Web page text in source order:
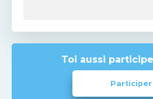
Toi aussi
Participer